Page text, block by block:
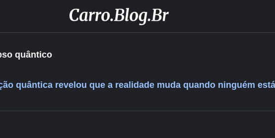
quântico
quântica revelou que a realidade muda quando ninguém